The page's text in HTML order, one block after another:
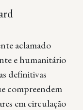
aclamado
e humanitário
definitivas
compreendem
em circulação